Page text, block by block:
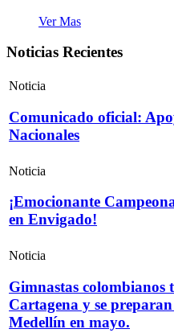
Ver Mas
Noticias Recientes
Noticia
Comunicado oficial:
Nacionales
Noticia
¡Emocionante
en Envigado!
Noticia
Gimnastas
Cartagena y se
Medellín en mayo.